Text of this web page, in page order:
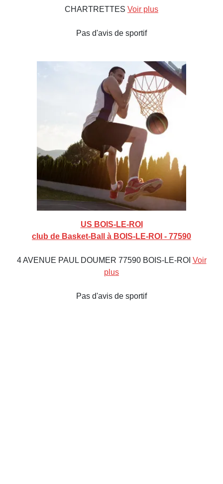
CHARTRETTES Voir plus
Pas d'avis de sportif
US BOIS-LE-ROI
club de Basket-Ball à BOIS-LE-ROI - 77590
4 AVENUE PAUL DOUMER 77590 BOIS-LE-ROI Voir
plus
Pas d'avis de sportif